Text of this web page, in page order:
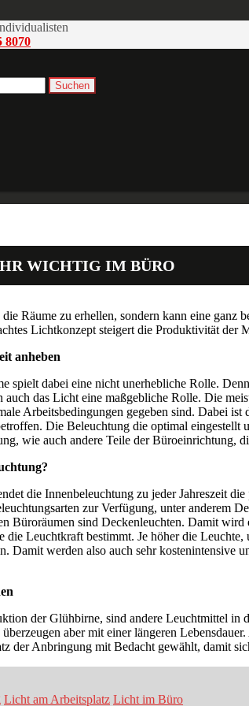
8070
WICHTIG IM BÜRO
Räume zu erhellen, sondern kann eine ganz
Lichtkonzept steigert die Produktivität der
anheben
spielt dabei eine nicht unerhebliche Rolle.
auch das Licht eine maßgebliche Rolle. Die
Arbeitsbedingungen gegeben sind. Dabei
Die Beleuchtung die optimal
wie auch andere Teile der Büroeinrichtung,
die Innenbeleuchtung zu jeder Jahreszeit
zur Verfügung, unter anderem
Büroräumen sind Deckenleuchten. Damit
Leuchtkraft bestimmt. Je höher die
Damit werden also auch sehr
der Glühbirne, sind andere Leuchtmittel in
aber mit einer längeren
der Anbringung mit Bedacht gewählt, damit
Licht am Arbeitsplatz Licht im Büro